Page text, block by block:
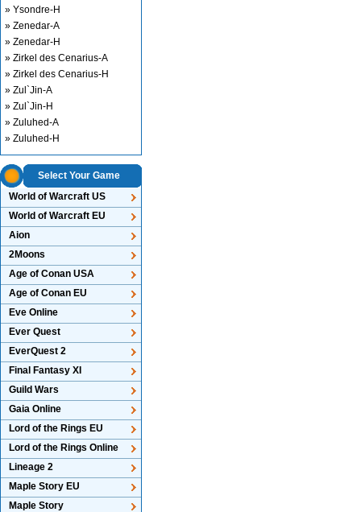
» Ysondre-H
» Zenedar-A
» Zenedar-H
» Zirkel des Cenarius-A
» Zirkel des Cenarius-H
» Zul`Jin-A
» Zul`Jin-H
» Zuluhed-A
» Zuluhed-H
Select Your Game
World of Warcraft US
World of Warcraft EU
Aion
2Moons
Age of Conan USA
Age of Conan EU
Eve Online
Ever Quest
EverQuest 2
Final Fantasy XI
Guild Wars
Gaia Online
Lord of the Rings EU
Lord of the Rings Online
Lineage 2
Maple Story EU
Maple Story